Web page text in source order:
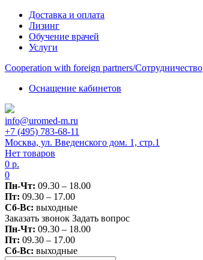
Доставка и оплата
Лизинг
Обучение врачей
Услуги
Сooperation with foreign partners/Сотрудничество
Оснащение кабинетов
info@uromed-m.ru
+7 (495) 783-68-11
Москва, ул. Введенского дом. 1, стр.1
Нет товаров
0 р.
0
Пн-Чт: 09.30 – 18.00
Пт: 09.30 – 17.00
Сб-Вс: выходные
Заказать звонок Задать вопрос
Пн-Чт: 09.30 – 18.00
Пт: 09.30 – 17.00
Сб-Вс: выходные